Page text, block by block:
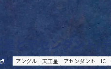
星とアセンダント
アングル 天王星 アセンダント IC